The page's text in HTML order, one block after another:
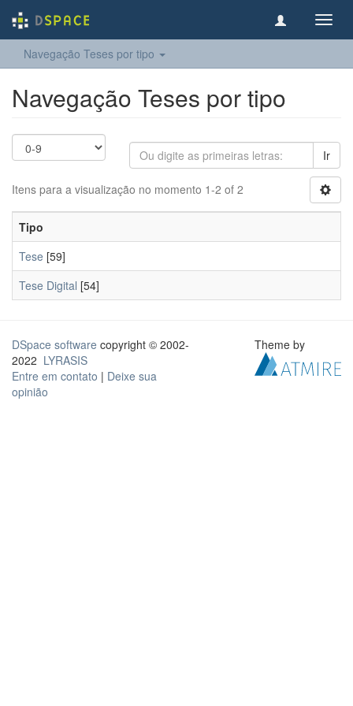
Navegação Teses por tipo
Navegação Teses por tipo
Ir
Itens para a visualização no momento 1-2 of 2
Tipo
Tese [59]
Tese Digital [54]
DSpace software copyright © 2002-
2022 LYRASIS
Entre em contato | Deixe sua
opinião
Theme by